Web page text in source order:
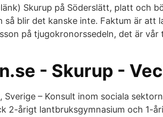
Skurup på Söderslätt, platt och
så blir det kanske inte. Faktum är att
på tjugokronorssedeln, det är vår
- Skurup -
Sverige – ‎Konsult inom sociala
2-årigt lantbruksgymnasium och 1-